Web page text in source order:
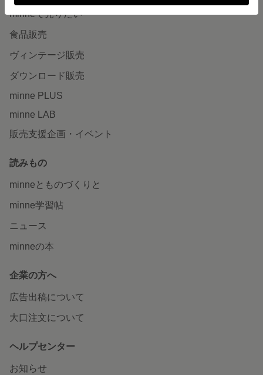
minneで売りたい
食品販売
ヴィンテージ販売
ダウンロード販売
minne PLUS
minne LAB
販売支援企画・イベント
読みもの
minneとものづくりと
minne学習帖
ニュース
minneの本
企業の方へ
広告出稿について
大口注文について
ヘルプセンター
お知らせ